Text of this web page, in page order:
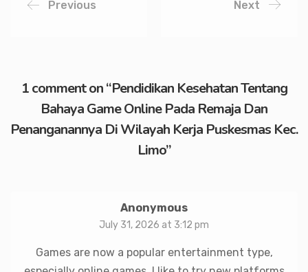
Previous Next
1 comment on “Pendidikan Kesehatan Tentang
Bahaya Game Online Pada Remaja Dan
Penanganannya Di Wilayah Kerja Puskesmas Kec.
Limo”
Anonymous
July 31, 2026 at 3:12 pm
Games are now a popular entertainment type,